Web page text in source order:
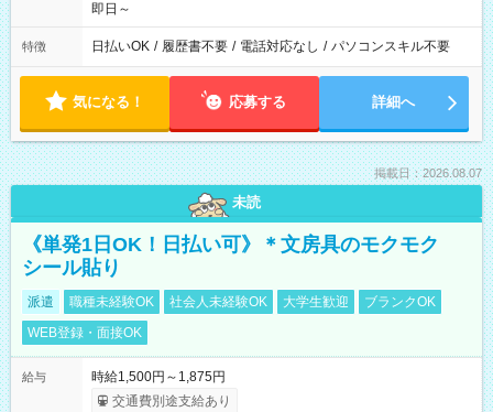
即日～
特徴 日払いOK / 履歴書不要 / 電話対応なし / パソコンスキル不要
気になる！ 応募する 詳細へ
掲載日：2026.08.07
未読
《単発1日OK！日払い可》＊文房具のモクモク
シール貼り
派遣 職種未経験OK 社会人未経験OK 大学生歓迎
ブランクOK
WEB登録・面接OK
給与
時給1,500円～1,875円
交通費別途支給あり